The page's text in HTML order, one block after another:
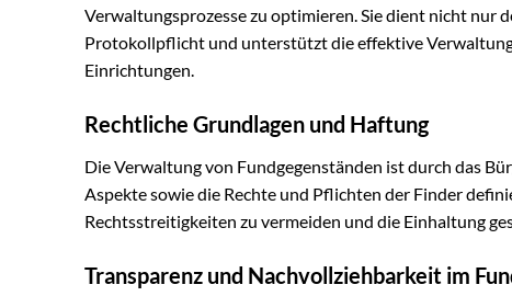
Verwaltungsprozesse zu optimieren. Sie dient nicht nur
Protokollpflicht und unterstützt die effektive
Einrichtungen.
Rechtliche Grundlagen und Haftung
Die Verwaltung von Fundgegenständen ist durch das
Aspekte sowie die Rechte und Pflichten der Finder
Rechtsstreitigkeiten zu vermeiden und die Einhaltung
Transparenz und Nachvollziehbarkeit im